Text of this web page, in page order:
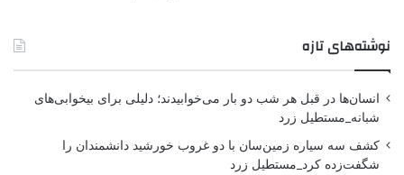
نوشته‌های تازه
انسان‌ها در قبل هر شب دو بار می‌خوابیدند؛ دلیلی برای بیخوابی‌های
شبانه_مستطیل زرد
کشف سه سیاره زمین‌سان با دو غروب خورشید دانشمندان را
شگفت‌زده کرد_مستطیل زرد